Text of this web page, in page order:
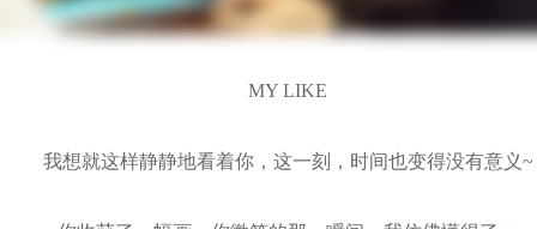
MY LIKE
我想就这样静静地看着你，这一刻，时间也变得没有意义~